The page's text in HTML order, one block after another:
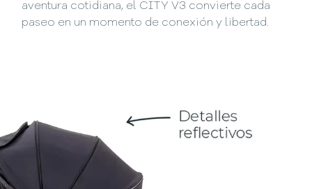
aventura cotidiana, el CITY V3 convierte cada
paseo en un momento de conexión y libertad.